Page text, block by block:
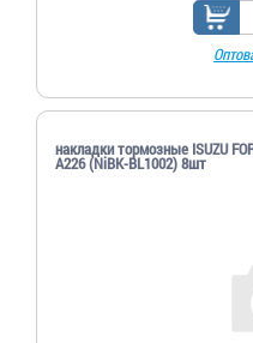
накладки тормозные ISUZU
A226 (NiBK-BL1002) 8шт